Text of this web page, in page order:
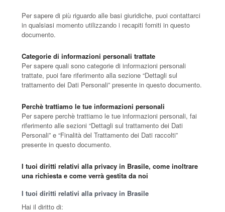
Per sapere di più riguardo alle basi giuridiche, puoi contattarci
in qualsiasi momento utilizzando i recapiti forniti in questo
documento.
Categorie di informazioni personali trattate
Per sapere quali sono categorie di informazioni personali
trattate, puoi fare riferimento alla sezione “Dettagli sul
trattamento dei Dati Personali” presente in questo documento.
Perchè trattiamo le tue informazioni personali
Per sapere perchè trattiamo le tue informazioni personali, fai
riferimento alle sezioni “Dettagli sul trattamento dei Dati
Personali” e “Finalità del Trattamento dei Dati raccolti”
presente in questo documento.
I tuoi diritti relativi alla privacy in Brasile, come inoltrare
una richiesta e come verrà gestita da noi
I tuoi diritti relativi alla privacy in Brasile
Hai il diritto di: